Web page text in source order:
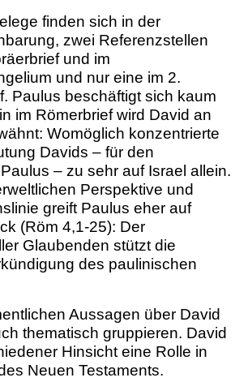
finden sich in der
zwei Referenzstellen
und im
und nur eine im 2.
Paulus beschäftigt sich kaum
im Römerbrief wird David an
Womöglich konzentrierte
Davids – für den
– zu sehr auf Israel allein.
Perspektive und
greift Paulus eher auf
(Röm 4,1-25): Der
Glaubenden stützt die
des paulinischen
Aussagen über David
thematisch gruppieren. David
Hinsicht eine Rolle in
Neuen Testaments.